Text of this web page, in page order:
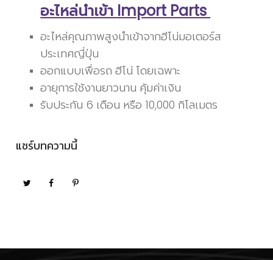
อะไหล่นำเข้า Import Parts
อะไหล่คุณภาพสูงนำเข้าจากฮีโน่มอเตอร์ส
ประเทศญี่ปุ่น
ออกแบบเพื่อรถ ฮีโน่ โดยเฉพาะ
อายุการใช้งานยาวนาน คุ้มค่าเงิน
รับประกัน 6 เดือน หรือ 10,000 กิโลเมตร
แชร์บทความนี้